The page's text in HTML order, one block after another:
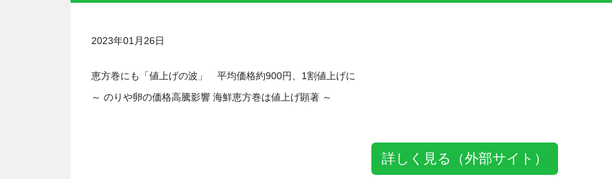
2023年01月26日
恵方巻にも「値上げの波」 平均価格約900円、1割値上げに
～ のりや卵の価格高騰影響 海鮮恵方巻は値上げ顕著 ～
詳しく見る（外部サイト）